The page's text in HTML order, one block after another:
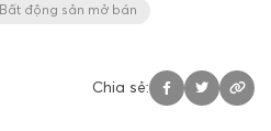
Bất động sản mở bán
Chia sẻ: